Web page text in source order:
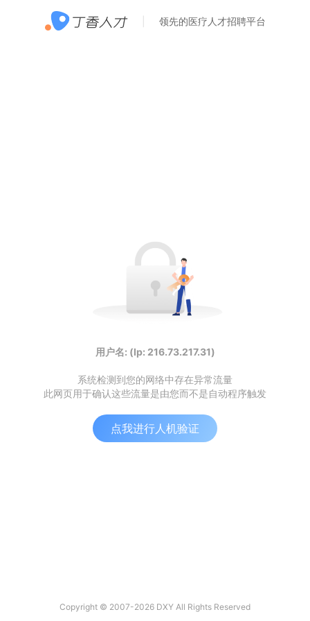
领先的医疗人才招聘平台
用户名: (Ip: 216.73.217.31)
系统检测到您的网络中存在异常流量
此网页用于确认这些流量是由您而不是自动程序触发
点我进行人机验证
Copyright © 2007-2026 DXY All Rights Reserved